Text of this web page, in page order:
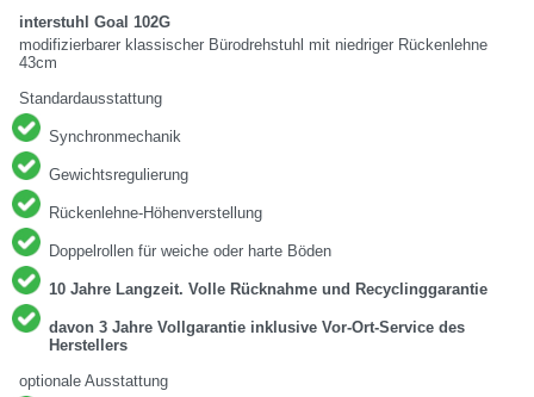
interstuhl Goal 102G
modifizierbarer klassischer Bürodrehstuhl mit niedriger Rückenlehne
43cm
Standardausstattung
Synchronmechanik
Gewichtsregulierung
Rückenlehne-Höhenverstellung
Doppelrollen für weiche oder harte Böden
10 Jahre Langzeit. Volle Rücknahme und Recyclinggarantie
davon 3 Jahre Vollgarantie inklusive Vor-Ort-Service des
Herstellers
optionale Ausstattung